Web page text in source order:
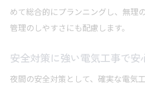
めて総合的にプランニングし、無理
管理のしやすさにも配慮します。
安全対策に強い電気工事で安
夜間の安全対策として、確実な電気